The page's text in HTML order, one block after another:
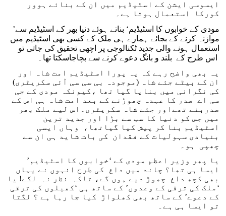
ایسوسی ایشن کے اسٹیڈیم میں ان کے بنائے ہوور
کورکا استعمال ہوتا ہے۔
’مودی کے خوابوں کا اسٹیڈیم‘ بناتے ہوئے دنیا بھر کے اسٹیڈیم سے
موازنہ کرنے کے بجائے ہمارے ہی ملک کے کسی بھی اسٹیڈیم میں
استعمال ہونے والی جدید ٹکنالوجی پر اچھی تحقیق کی جاتی تو
اس طرح کے بلند و بانگ دعوے کرنے سے بچاجاسکتا تھا۔
یہ بھی واضح رہے کہ یہ پورا اسٹیڈیم امت شاہ اور
ان کے بیٹے جئے شاہ (موجودہ بی سی سی آئی سکریٹری)
کی نگرانی میں بنایا گیا تھا ،کیونکہ مودی کے جی
سی اے صدر کا عہدہ چھوڑنے کے بعد امت شاہ ہی اس کے
صدربنے تھےاور جئے شاہ سکریٹری۔اس لیے ملک بھر
میں جس کو دنیا کا سب سے بڑا اور جدید ترین
اسٹیڈیم بنا کر پیش کیا گیاتھا، وہاں ایسی
بنیادی سہولیات کے فقدان کی بات شاید ہی ان سے
چھپی ہو۔
یا پھر وزیر اعظم مودی کے ‘خوابوں کا اسٹیڈیم’
ایسا ہی تھا؟ چاند میں داغ کی طرح انہوں نے یہاں
بھی کچھ داغ چھوڑ دیے ہوں گے، تاکہ نظر نہ لگے! یا
‘ملک کی ترقی کے وعدوں’ کے ساتھ ہی ‘کھیلوں کی ترقی
کے دعوے’ کے ساتھ بھی کھلواڑ کیا جا رہا ہے ؟ لگتا
تو ایسا ہی ہے۔